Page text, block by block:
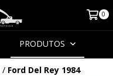
0
PRODUTOS
/ Ford Del Rey 1984